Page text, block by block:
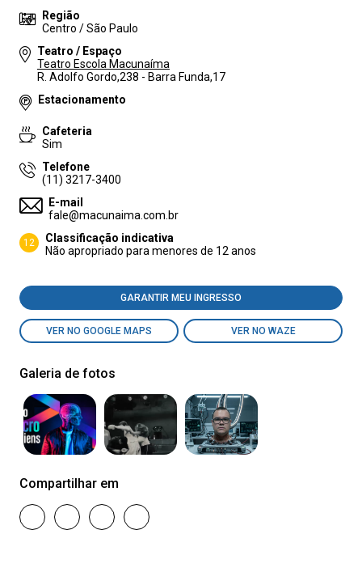
Região
Centro / São Paulo
Teatro / Espaço
Teatro Escola Macunaíma
R. Adolfo Gordo,238 - Barra Funda,17
Estacionamento
Cafeteria
Sim
Telefone
(11) 3217-3400
E-mail
fale@macunaima.com.br
12
Classificação indicativa
Não apropriado para menores de 12 anos
GARANTIR MEU INGRESSO
VER NO GOOGLE MAPS VER NO WAZE
Galeria de fotos
Compartilhar em